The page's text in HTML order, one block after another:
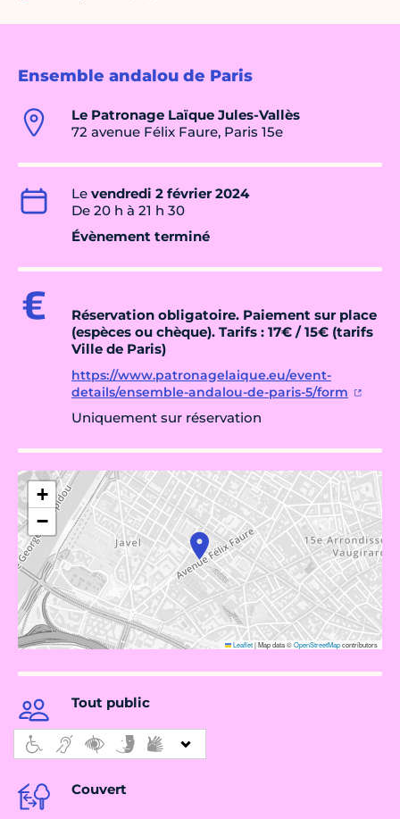
Ensemble andalou de Paris
Le Patronage Laïque Jules-Vallès
72 avenue Félix Faure, Paris 15e
Le vendredi 2 février 2024
De 20 h à 21 h 30
Évènement terminé
Réservation obligatoire. Paiement sur place
(espèces ou chèque). Tarifs : 17€ / 15€ (tarifs
Ville de Paris)
https://www.patronagelaique.eu/event-
details/ensemble-andalou-de-paris-5/form
Uniquement sur réservation
+
−
Leaflet|Map data ©OpenStreetMapcontributors
Tout public
Couvert